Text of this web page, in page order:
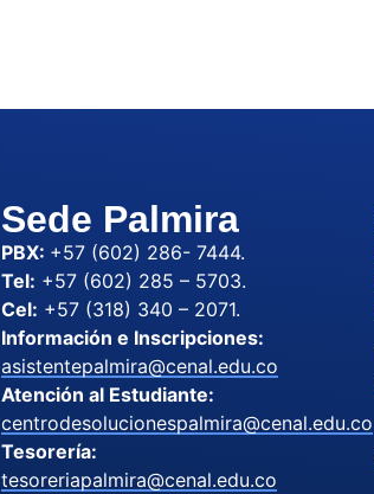
Sede Palmira
PBX: +57 (602) 286- 7444.
Tel: +57 (602) 285 – 5703.
Cel: +57 (318) 340 – 2071.
Información e Inscripciones:
asistentepalmira@cenal.edu.co
Atención al Estudiante:
centrodesolucionespalmira@cenal.edu.co
Tesorería:
tesoreriapalmira@cenal.edu.co